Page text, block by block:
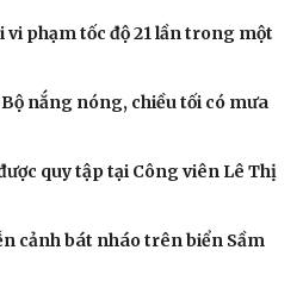
vi phạm tốc độ 21 lần trong một
nắng nóng, chiều tối có mưa
quy tập tại Công viên Lê Thị
cảnh bát nháo trên biển Sầm